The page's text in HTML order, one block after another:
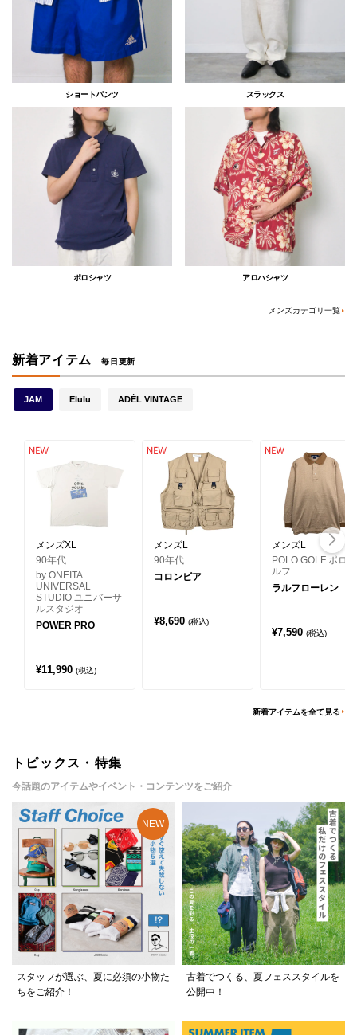
ショートパンツ スラックス
ポロシャツ アロハシャツ
メンズカテゴリ一覧
新着アイテム 毎日更新
JAM Elulu ADÉL VINTAGE
メンズXL
90年代
by ONEITA
UNIVERSAL
STUDIO ユニバーサ
ルスタジオ
POWER PRO
¥11,990 (税込)
メンズL
90年代
コロンビア
¥8,690 (税込)
メンズL
POLO GOLF ポロゴ
ルフ
ラルフローレン
¥7,590 (税込)
新着アイテムを全て見る
トピックス・特集
今話題のアイテムやイベント・コンテンツをご紹介
スタッフが選ぶ、夏に必須の小物た
ちをご紹介！
古着でつくる、夏フェススタイルを
公開中！